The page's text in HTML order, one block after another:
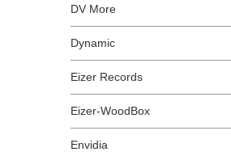
DV More
Dynamic
Eizer Records
Eizer-WoodBox
Envidia